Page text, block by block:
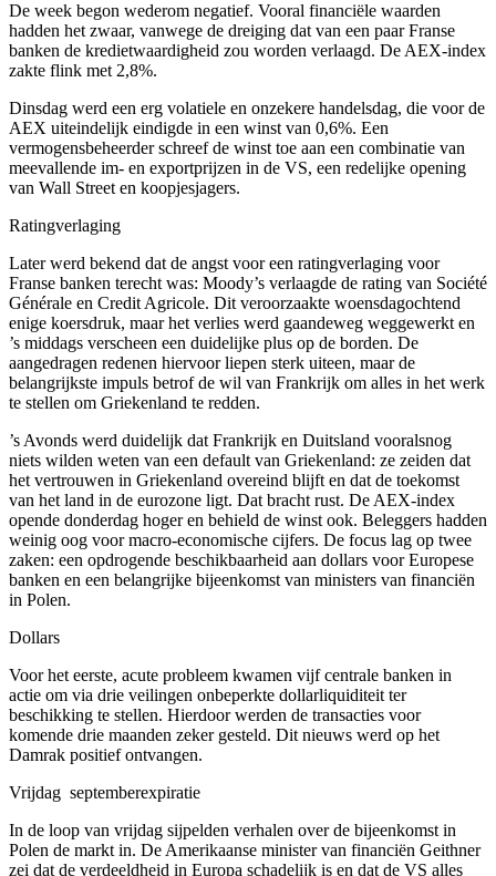
De week begon wederom negatief. Vooral financiële waarden
hadden het zwaar, vanwege de dreiging dat van een paar Franse
banken de kredietwaardigheid zou worden verlaagd. De AEX-index
zakte flink met 2,8%.
Dinsdag werd een erg volatiele en onzekere handelsdag, die voor de
AEX uiteindelijk eindigde in een winst van 0,6%. Een
vermogensbeheerder schreef de winst toe aan een combinatie van
meevallende im- en exportprijzen in de VS, een redelijke opening
van Wall Street en koopjesjagers.
Ratingverlaging
Later werd bekend dat de angst voor een ratingverlaging voor
Franse banken terecht was: Moody’s verlaagde de rating van Société
Générale en Credit Agricole. Dit veroorzaakte woensdagochtend
enige koersdruk, maar het verlies werd gaandeweg weggewerkt en
’s middags verscheen een duidelijke plus op de borden. De
aangedragen redenen hiervoor liepen sterk uiteen, maar de
belangrijkste impuls betrof de wil van Frankrijk om alles in het werk
te stellen om Griekenland te redden.
’s Avonds werd duidelijk dat Frankrijk en Duitsland vooralsnog
niets wilden weten van een default van Griekenland: ze zeiden dat
het vertrouwen in Griekenland overeind blijft en dat de toekomst
van het land in de eurozone ligt. Dat bracht rust. De AEX-index
opende donderdag hoger en behield de winst ook. Beleggers hadden
weinig oog voor macro-economische cijfers. De focus lag op twee
zaken: een opdrogende beschikbaarheid aan dollars voor Europese
banken en een belangrijke bijeenkomst van ministers van financiën
in Polen.
Dollars
Voor het eerste, acute probleem kwamen vijf centrale banken in
actie om via drie veilingen onbeperkte dollarliquiditeit ter
beschikking te stellen. Hierdoor werden de transacties voor
komende drie maanden zeker gesteld. Dit nieuws werd op het
Damrak positief ontvangen.
Vrijdag septemberexpiratie
In de loop van vrijdag sijpelden verhalen over de bijeenkomst in
Polen de markt in. De Amerikaanse minister van financiën Geithner
zei dat de verdeeldheid in Europa schadelijk is en dat de VS alles